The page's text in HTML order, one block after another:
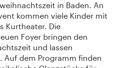
in Baden. An
kommen viele Kinder mit
Kurtheater. Die
Foyer bringen den
und lassen
Auf dem Programm finden